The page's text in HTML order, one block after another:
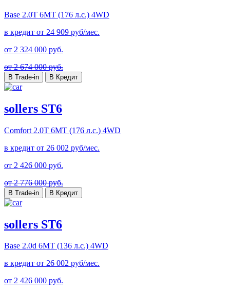
Base 2.0T 6MT (176 л.с.) 4WD
в кредит от 24 909 руб/мес.
от 2 324 000 руб.
от 2 674 000 руб.
В Trade-in В Кредит
sollers ST6
Comfort 2.0T 6MT (176 л.с.) 4WD
в кредит от 26 002 руб/мес.
от 2 426 000 руб.
от 2 776 000 руб.
В Trade-in В Кредит
sollers ST6
Base 2.0d 6MT (136 л.с.) 4WD
в кредит от 26 002 руб/мес.
от 2 426 000 руб.